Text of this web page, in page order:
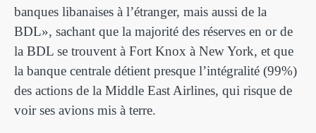
banques libanaises à l’étranger, mais aussi de la
BDL», sachant que la majorité des réserves en or de
la BDL se trouvent à Fort Knox à New York, et que
la banque centrale détient presque l’intégralité (99%)
des actions de la Middle East Airlines, qui risque de
voir ses avions mis à terre.